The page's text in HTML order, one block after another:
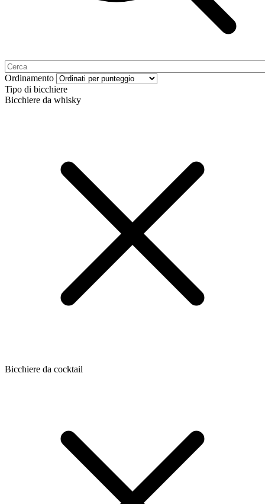
Ordinamento
Tipo di bicchiere
Bicchiere da whisky
Bicchiere da cocktail